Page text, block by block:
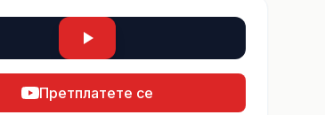
Претплатете се